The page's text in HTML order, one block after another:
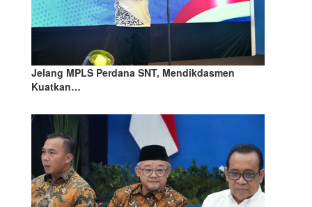
Jelang MPLS Perdana SNT, Mendikdasmen
Kuatkan…